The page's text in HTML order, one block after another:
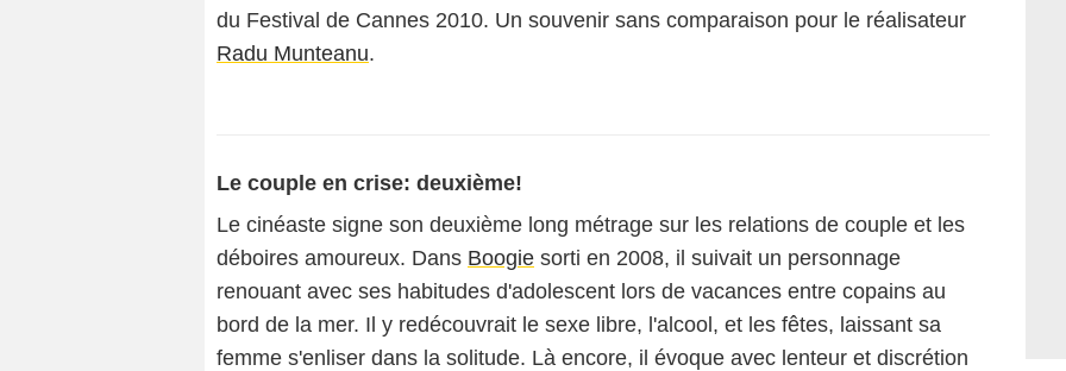
du Festival de Cannes 2010. Un souvenir sans comparaison pour le réalisateur
Radu Munteanu.
Le couple en crise: deuxième!
Le cinéaste signe son deuxième long métrage sur les relations de couple et les
déboires amoureux. Dans Boogie sorti en 2008, il suivait un personnage
renouant avec ses habitudes d'adolescent lors de vacances entre copains au
bord de la mer. Il y redécouvrait le sexe libre, l'alcool, et les fêtes, laissant sa
femme s'enliser dans la solitude. Là encore, il évoque avec lenteur et discrétion